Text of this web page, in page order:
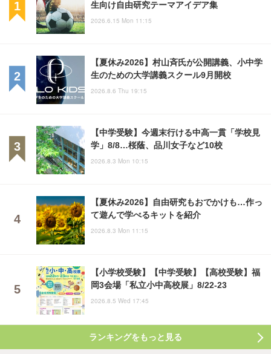
生向け自由研究テーマアイデア集
2026.6.15 Mon 11:15
【夏休み2026】村山斉氏が公開講義、小中学
生のための大学講義スクール9月開校
2026.8.6 Thu 19:15
【中学受験】今週末行ける中高一貫「学校見
学」8/8…桜蔭、品川女子など10校
2026.8.3 Mon 10:15
【夏休み2026】自由研究もおでかけも…作っ
て遊んで学べるキットを紹介
2026.8.3 Mon 11:15
【小学校受験】【中学受験】【高校受験】福
岡3会場「私立小中高校展」8/22-23
2026.8.5 Wed 17:45
ランキングをもっと見る